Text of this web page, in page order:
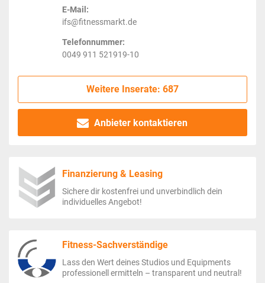
E-Mail:
ifs@fitnessmarkt.de
Telefonnummer:
0049 911 521919-10
Weitere Inserate: 687
Anbieter kontaktieren
Finanzierung & Leasing
Sichere dir kostenfrei und unverbindlich dein
individuelles Angebot!
Fitness-Sachverständige
Lass den Wert deines Studios und Equipments
professionell ermitteln – transparent und neutral!